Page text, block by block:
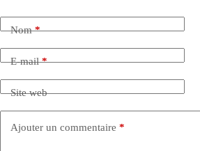
Nom*
E-mail*
Site web
Ajouter un commentaire *